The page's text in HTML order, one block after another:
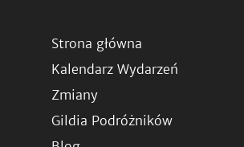
Strona główna
Kalendarz Wydarzeń
Zmiany
Gildia Podróżników